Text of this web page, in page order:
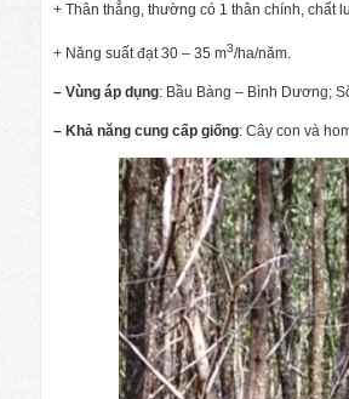
+ Thân thẳng, thường có 1 thân chính, chất
+ Năng suất đạt 30 – 35 m3/ha/năm.
– Vùng áp dụng: Bầu Bàng – Bình Dương;
– Khả năng cung cấp giống: Cây con và